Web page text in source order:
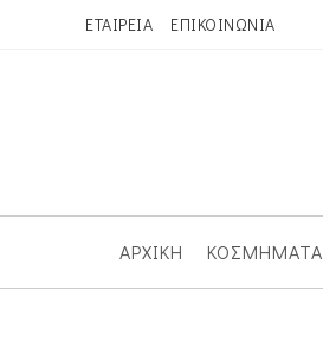
ΕΤΑΙΡΕΙΑ ΕΠΙΚΟΙΝΩΝΙΑ
ΑΡΧΙΚΗ ΚΟΣΜΗΜΑΤΑ